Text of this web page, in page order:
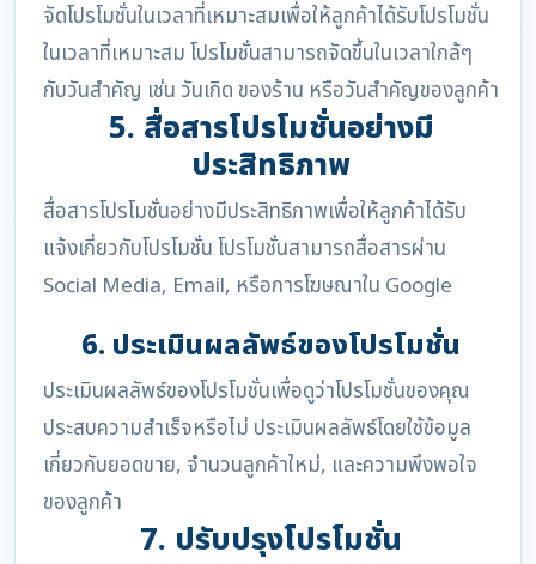
จัดโปรโมชั่นในเวลาที่เหมาะสมเพื่อให้ลูกค้าได้รับโปรโมชั่น
ในเวลาที่เหมาะสม โปรโมชั่นสามารถจัดขึ้นในเวลาใกล้ๆ
กับวันสำคัญ เช่น วันเกิด ของร้าน หรือวันสำคัญของลูกค้า
5. สื่อสารโปรโมชั่นอย่างมี
ประสิทธิภาพ
สื่อสารโปรโมชั่นอย่างมีประสิทธิภาพเพื่อให้ลูกค้าได้รับ
แจ้งเกี่ยวกับโปรโมชั่น โปรโมชั่นสามารถสื่อสารผ่าน
Social Media, Email, หรือการโฆษณาใน Google
6. ประเมินผลลัพธ์ของโปรโมชั่น
ประเมินผลลัพธ์ของโปรโมชั่นเพื่อดูว่าโปรโมชั่นของคุณ
ประสบความสำเร็จหรือไม่ ประเมินผลลัพธ์โดยใช้ข้อมูล
เกี่ยวกับยอดขาย, จำนวนลูกค้าใหม่, และความพึงพอใจ
ของลูกค้า
7. ปรับปรุงโปรโมชั่น